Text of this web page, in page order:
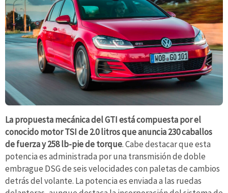
La propuesta mecánica del GTI está compuesta por el
conocido motor TSI de 2.0 litros que anuncia 230 caballos
de fuerza y 258 lb-pie de torque. Cabe destacar que esta
potencia es administrada por una transmisión de doble
embrague DSG de seis velocidades con paletas de cambios
detrás del volante. La potencia es enviada a las ruedas